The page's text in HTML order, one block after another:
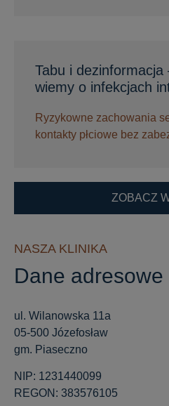
Tabu i dezinformacja
wiemy o infekcjach
Ryzykowne zachowania
kontakty płciowe bez
ZOBACZ
NASZA KLINIKA
Dane adresowe
ul. Wilanowska 11a
05-500 Józefosław
gm. Piaseczno
NIP: 1231440099
REGON: 383576105